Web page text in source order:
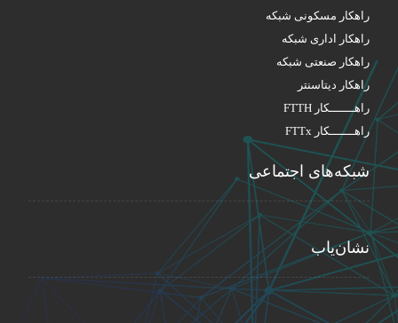
راهکار مسکونی شبکه
راهکار اداری شبکه
راهکار صنعتی شبکه
راهکار دیتاسنتر
راهـــــــکار FTTH
راهـــــــکار FTTx
شبکه‌های اجتماعی
نشان‌یاب